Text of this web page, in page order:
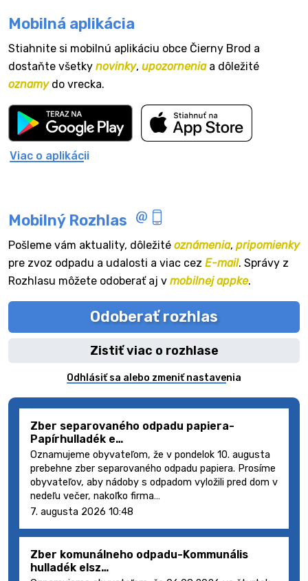
Mobilná aplikácia
Stiahnite si mobilnú aplikáciu obce Čierny Brod a
dostaňte všetky novinky, upozorneniaa dôležité
oznamydo vrecka.
Viac o aplikácii
Mobilný Rozhlas
Pošleme vám aktuality, dôležité oznámenia, pripomienky
pre zvoz odpadu a udalosti a viac cez E-mail. Správy z
Rozhlasu môžete odoberať aj v mobilnej appke.
Odoberať rozhlas
Zistiť viac o rozhlase
Odhlásiť sa alebo zmeniť nastavenia
Zber separovaného odpadu papiera-
Papírhulladék e…
Oznamujeme obyvateľom, že v pondelok 10. augusta
prebehne zber separovaného odpadu papiera. Prosíme
obyvateľov, aby nádoby s odpadom vyložili pred dom v
nedeľu večer, nakoľko firma…
7. augusta 2026 10:48
Zber komunálneho odpadu-Kommunális
hulladék elsz…